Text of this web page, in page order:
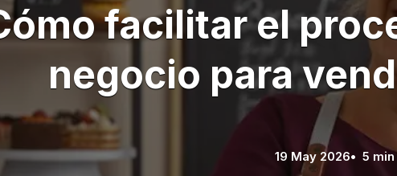
facilitar el
negocio para
19 May 2026• 5